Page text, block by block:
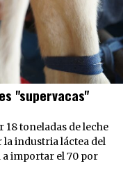
"supervacas"
toneladas de leche
la industria láctea del
a importar el 70 por